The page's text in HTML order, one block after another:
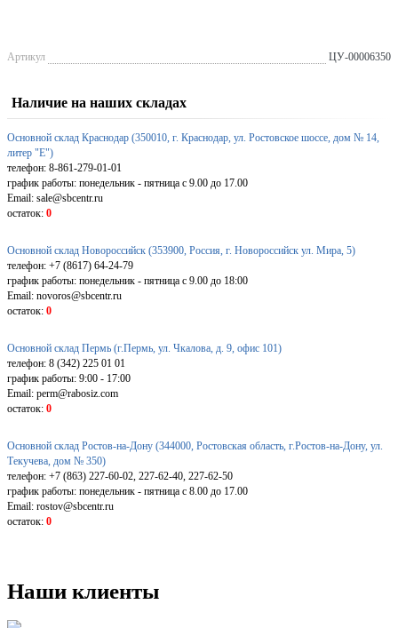
Артикул ЦУ-00006350
Наличие на наших складах
Основной склад Краснодар (350010, г. Краснодар, ул. Ростовское шоссе, дом № 14,
литер "Е")
телефон: 8-861-279-01-01
график работы: понедельник - пятница с 9.00 до 17.00
Email: sale@sbcentr.ru
остаток: 0
Основной склад Новороссийск (353900, Россия, г. Новороссийск ул. Мира, 5)
телефон: +7 (8617) 64-24-79
график работы: понедельник - пятница с 9.00 до 18:00
Email: novoros@sbcentr.ru
остаток: 0
Основной склад Пермь (г.Пермь, ул. Чкалова, д. 9, офис 101)
телефон: 8 (342) 225 01 01
график работы: 9:00 - 17:00
Email: perm@rabosiz.com
остаток: 0
Основной склад Ростов-на-Дону (344000, Ростовская область, г.Ростов-на-Дону, ул.
Текучева, дом № 350)
телефон: +7 (863) 227-60-02, 227-62-40, 227-62-50
график работы: понедельник - пятница с 8.00 до 17.00
Email: rostov@sbcentr.ru
остаток: 0
Наши клиенты